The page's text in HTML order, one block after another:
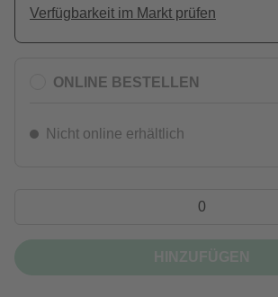
Verfügbarkeit im Markt prüfen
ONLINE BESTELLEN
Nicht online erhältlich